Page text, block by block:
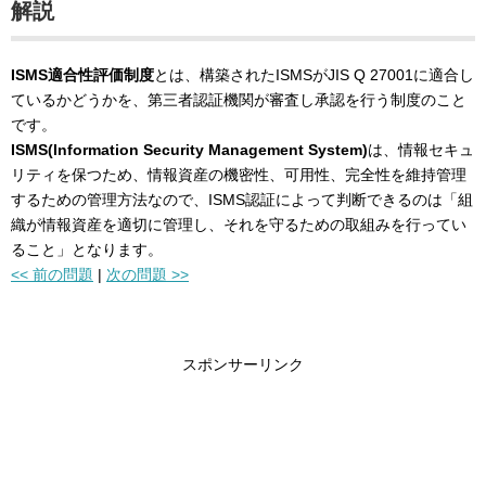
解説
ISMS適合性評価制度とは、構築されたISMSがJIS Q 27001に適合し
ているかどうかを、第三者認証機関が審査し承認を行う制度のこと
です。
ISMS(Information Security Management System)は、情報セキュ
リティを保つため、情報資産の機密性、可用性、完全性を維持管理
するための管理方法なので、ISMS認証によって判断できるのは「組
織が情報資産を適切に管理し、それを守るための取組みを行ってい
ること」となります。
<< 前の問題 | 次の問題 >>
スポンサーリンク